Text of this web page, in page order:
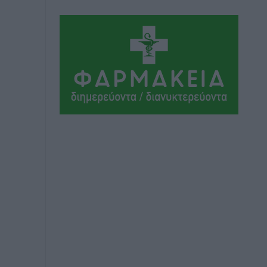
Ιάλυσος Β’: Νωρίς νωρίς μπήκαν στα
βάσανα της προετοιμασίας
πριν 6 ώρες
Εθνικός Αρχίπολης: Μεγάλο βήμα
προόδου η ίδρυση Ακαδημίας